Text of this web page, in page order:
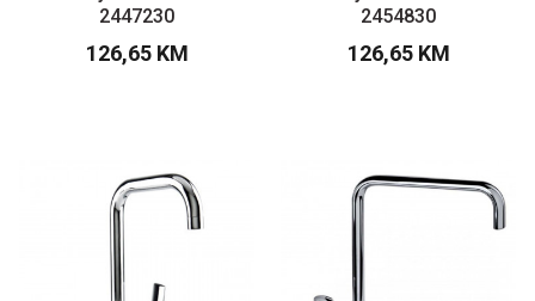
2447230
126,65 KM
2454830
126,65 KM